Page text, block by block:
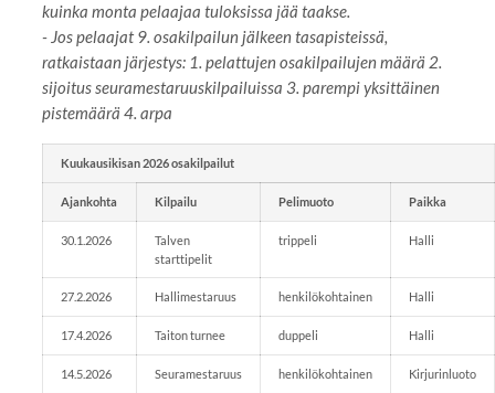
kuinka monta pelaajaa tuloksissa jää taakse.
- Jos pelaajat 9. osakilpailun jälkeen tasapisteissä,
ratkaistaan järjestys: 1. pelattujen osakilpailujen määrä 2.
sijoitus seuramestaruuskilpailuissa 3. parempi yksittäinen
pistemäärä 4. arpa
Kuukausikisan 2026 osakilpailut
Ajankohta Kilpailu Pelimuoto Paikka
30.1.2026
Talven
starttipelit
trippeli Halli
27.2.2026 Hallimestaruus henkilökohtainen Halli
17.4.2026 Taiton turnee duppeli Halli
14.5.2026 Seuramestaruus henkilökohtainen Kirjurinluoto